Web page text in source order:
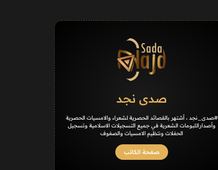
صدى نجد
#صدى_نجد ، أشتهر بالقصائد الحصرية لشعراء والامسيات الحصرية
وأصداراللبومات الشعرية في جميع التسجيلات الاسلامية وتسجيل
الحفلات ونتظيم الامسيات والصفوف
صفحة الكاتب